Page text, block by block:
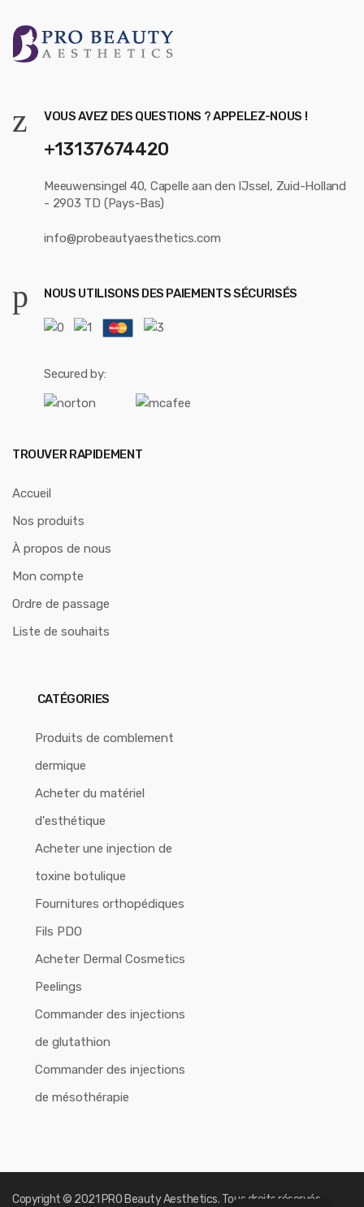
VOUS AVEZ DES QUESTIONS ? APPELEZ-NOUS !
+13137674420
Meeuwensingel 40, Capelle aan den IJssel, Zuid-Holland
- 2903 TD (Pays-Bas)
info@probeautyaesthetics.com
NOUS UTILISONS DES PAIEMENTS SÉCURISÉS
Secured by:
TROUVER RAPIDEMENT
Accueil
Nos produits
À propos de nous
Mon compte
Ordre de passage
Liste de souhaits
CATÉGORIES
Produits de comblement
dermique
Acheter du matériel
d'esthétique
Acheter une injection de
toxine botulique
Fournitures orthopédiques
Fils PDO
Acheter Dermal Cosmetics
Peelings
Commander des injections
de glutathion
Commander des injections
de mésothérapie
Copyright © 2021 PRO Beauty Aesthetics. Tous droits réservés.